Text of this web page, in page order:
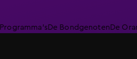
Programma'sDe BondgenotenDe